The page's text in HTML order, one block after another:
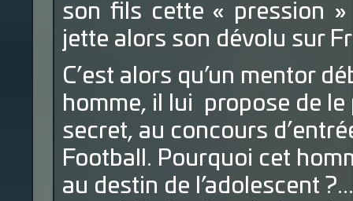
son fils cette « pression »
jette alors son dévolu sur
C’est alors qu’un mentor
homme, il lui propose de
secret, au concours
Football. Pourquoi cet
au destin de l’adolescent